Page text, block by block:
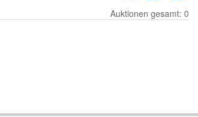
Auktionen gesamt: 0